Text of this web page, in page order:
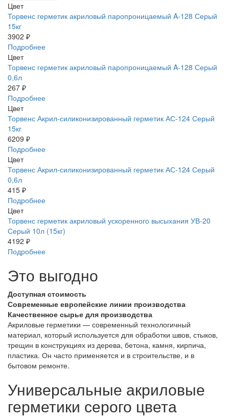
Цвет
Торвенс герметик акриловый паропроницаемый A-128 Серый
15кг
3902 ₽
Подробнее
Цвет
Торвенс герметик акриловый паропроницаемый A-128 Серый
0,6л
267 ₽
Подробнее
Цвет
Торвенс Акрил-силиконизированный герметик АС-124 Серый
15кг
6209 ₽
Подробнее
Цвет
Торвенс Акрил-силиконизированный герметик АС-124 Серый
0,6л
415 ₽
Подробнее
Цвет
Торвенс герметик акриловый ускоренного высыхания УВ-20
Серый 10л (15кг)
4192 ₽
Подробнее
Это выгодно
Доступная стоимость
Современные европейские линии производства
Качественное сырье для производства
Акриловые герметики — современный технологичный
материал, который используется для обработки швов, стыков,
трещин в конструкциях из дерева, бетона, камня, кирпича,
пластика. Он часто применяется и в строительстве, и в
бытовом ремонте.
Универсальные акриловые
герметики серого цвета